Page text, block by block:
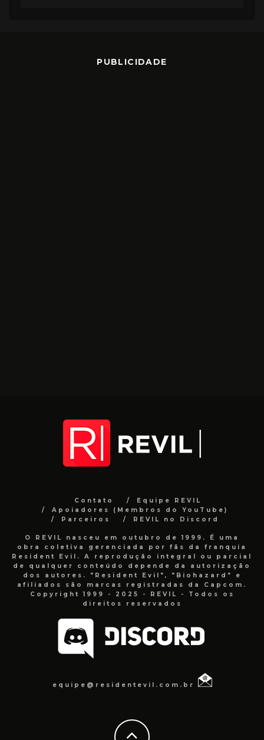
PUBLICIDADE
Contato
Equipe REVIL
Apoiadores (Membros do YouTube)
Parceiros
REVIL no Discord
O REVIL nasceu em outubro de 1999. É uma
obra coletiva gerenciada por fãs da franquia
Resident Evil. A reprodução integral ou parcial
de qualquer conteúdo depende da autorização
dos autores. "Resident Evil", "Biohazard" e
afiliados são marcas registradas da Capcom.
Copyright 1999 - 2025 - REVIL - Todos os
direitos reservados
equipe@residentevil.com.br